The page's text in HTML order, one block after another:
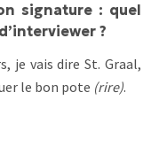
signature : quel
?
je vais dire St. Graal,
le bon pote (rire).